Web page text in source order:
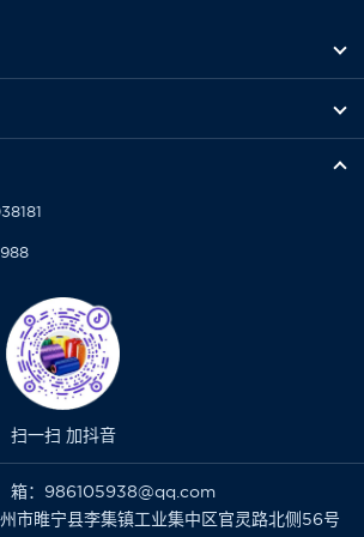
扫一扫 加抖音
：986105938@qq.com
市睢宁县李集镇工业集中区官灵路北侧56号